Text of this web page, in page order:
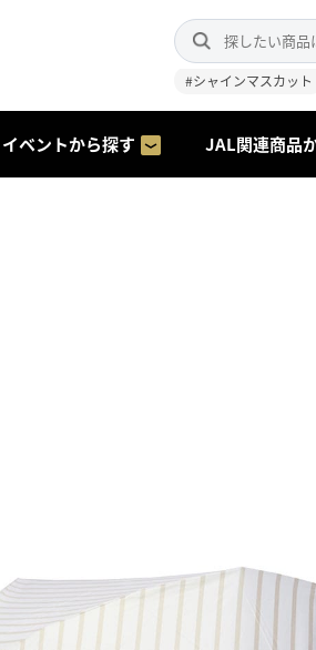
#シャインマスカット
イベントから探す JAL関連商品